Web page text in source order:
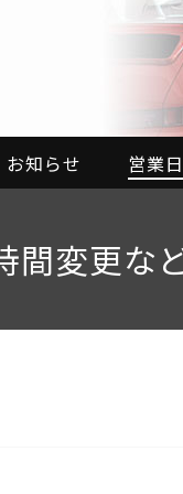
お知らせ 営業
間変更な